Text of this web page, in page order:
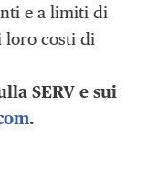
e a limiti di
loro costi di
SERV e sui
.